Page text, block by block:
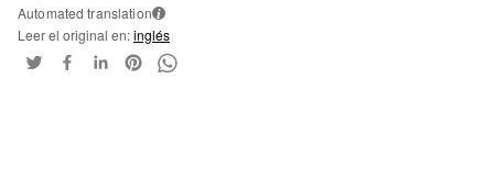
Automated translation i
Leer el original en:inglés